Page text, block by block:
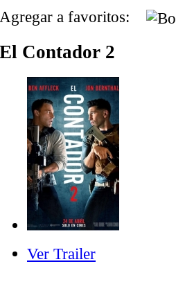
Agregar a favoritos:
El Contador 2
Ver Trailer